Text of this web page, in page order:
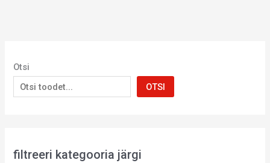
Otsi
OTSI
filtreeri kategooria järgi